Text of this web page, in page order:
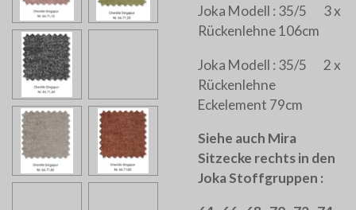
Joka Modell : 35/5 3 x
Rückenlehne 106cm
Joka Modell : 35/5 2 x
Rückenlehne
Eckelement 79cm
Siehe auch Mira
Sitzecke rechts in den
Joka Stoffgruppen :